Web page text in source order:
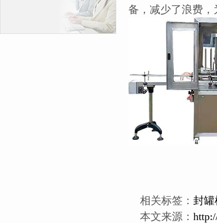
备，减少了浪费
相关标签： 封罐
本文来源：